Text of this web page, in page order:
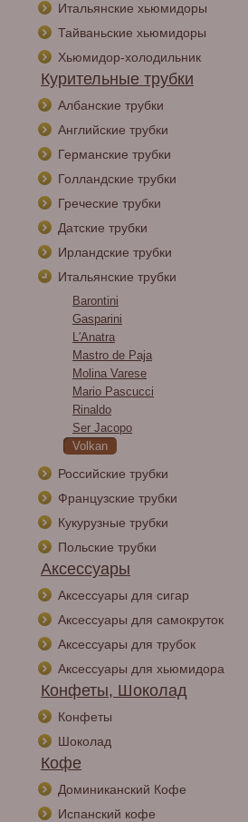
Итальянские хьюмидоры
Тайваньские хьюмидоры
Хьюмидор-холодильник
Курительные трубки
Албанские трубки
Английские трубки
Германские трубки
Голландские трубки
Греческие трубки
Датские трубки
Ирландские трубки
Итальянские трубки
Barontini
Gasparini
L′Аnatra
Mastro de Paja
Molina Varese
Mario Pascucci
Rinaldo
Ser Jacopo
Volkan
Российские трубки
Французские трубки
Кукурузные трубки
Польские трубки
Аксессуары
Аксессуары для сигар
Аксессуары для самокруток
Аксессуары для трубок
Аксессуары для хьюмидора
Конфеты, Шоколад
Конфеты
Шоколад
Кофе
Доминиканский Кофе
Испанский кофе